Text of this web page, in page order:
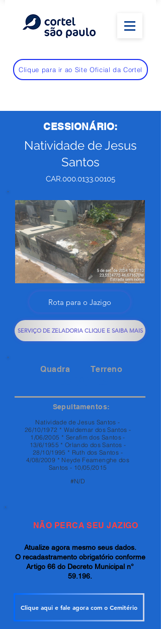
Clique para ir ao Site Oficial da Cortel
CESSIONÁRIO:
Natividade de Jesus
Santos
CAR.000.0133.00105
Rota para o Jazigo
SERVIÇO DE ZELADORIA CLIQUE E SAIBA MAIS
Quadra Terreno
Sepultamentos:
Natividade de Jesus Santos -
26/10/1972 * Waldemar dos Santos -
1/06/2005 * Serafim dos Santos -
13/6/1955 * Orlando dos Santos -
28/10/1995 * Ruth dos Santos -
4/08/2009 * Neyde Feamenghe dos
Santos - 10/05/2015
#N/D
NÃO PERCA SEU JAZIGO
Atualize agora mesmo seus dados.
O recadastramento obrigatório conforme
Artigo 66 do Decreto Municipal n°
59.196.
Clique aqui e fale agora com o Cemitério